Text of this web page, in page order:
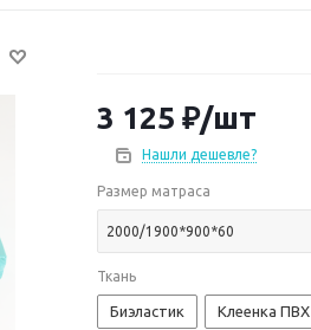
3 125 ₽/шт
Нашли дешевле?
Размер матраса
2000/1900*900*60
Ткань
Биэластик Клеенка ПВХ